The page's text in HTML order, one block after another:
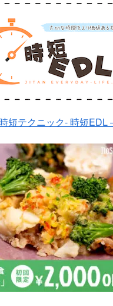
短テクニック- 時短EDL